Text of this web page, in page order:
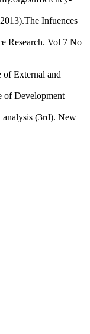
Infuences
Research. Vol 7 No
of External and
of Development
analysis (3rd). New